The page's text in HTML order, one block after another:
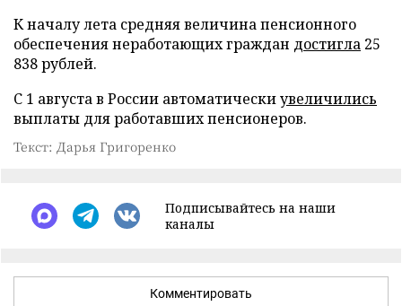
К началу лета средняя величина пенсионного
обеспечения неработающих граждан достигла 25
838 рублей.
С 1 августа в России автоматическиувеличились
выплаты для работавших пенсионеров.
Текст: Дарья Григоренко
Подписывайтесь на наши
каналы
Комментировать